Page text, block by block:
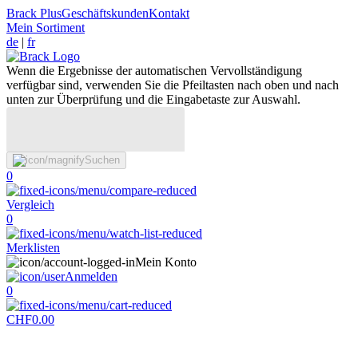
Brack PlusGeschäftskundenKontakt
Mein Sortiment
de | fr
Wenn die Ergebnisse der automatischen Vervollständigung
verfügbar sind, verwenden Sie die Pfeiltasten nach oben und nach
unten zur Überprüfung und die Eingabetaste zur Auswahl.
Suchen
0
Vergleich
0
Merklisten
Mein Konto
Anmelden
0
CHF0.00